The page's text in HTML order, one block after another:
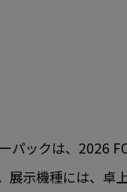
パックは、2026
展示機種には、卓